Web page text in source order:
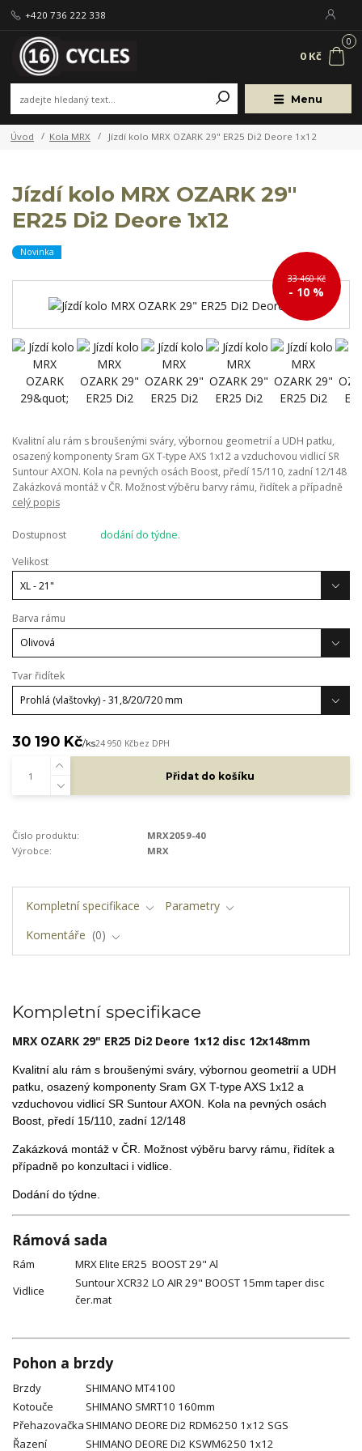
Menu
+420 736 222 338
0
0 Kč
Úvod Kola MRX Jízdí kolo MRX OZARK 29" ER25 Di2 Deore 1x12
Jízdí kolo MRX OZARK 29"
ER25 Di2 Deore 1x12
Novinka
33 460 Kč
- 10 %
Kvalitní alu rám s broušenými sváry, výbornou geometrií a UDH patku,
osazený komponenty Sram GX T-type AXS 1x12 a vzduchovou vidlicí SR
Suntour AXON. Kola na pevných osách Boost, předí 15/110, zadní 12/148
Zakázková montáž v ČR. Možnost výběru barvy rámu, řidítek a případně
celý popis
Dostupnost
dodání do týdne.
Velikost
Barva rámu
Tvar řidítek
30 190 Kč/ks24 950 Kčbez DPH
Přidat do košíku
Číslo produktu:
MRX2059-40
Výrobce:
MRX
Kompletní specifikace
Parametry
Komentáře
0
Kompletní specifikace
MRX OZARK 29" ER25 Di2 Deore 1x12 disc 12x148mm
Kvalitní alu rám s broušenými sváry, výbornou geometrií a UDH
patku, osazený komponenty Sram GX T-type AXS 1x12 a
vzduchovou vidlicí SR Suntour AXON. Kola na pevných osách
Boost, předí 15/110, zadní 12/148
Zakázková montáž v ČR. Možnost výběru barvy rámu, řidítek a
případně po konzultaci i vidlice.
Dodání do týdne.
Rámová sada
Rám
MRX Elite ER25 BOOST 29" Al
Vidlice
Suntour XCR32 LO AIR 29" BOOST 15mm taper disc
čer.mat
Pohon a brzdy
Brzdy
SHIMANO MT4100
Kotouče
SHIMANO SMRT10 160mm
Přehazovačka SHIMANO DEORE Di2 RDM6250 1x12 SGS
Řazení
SHIMANO DEORE Di2 KSWM6250 1x12